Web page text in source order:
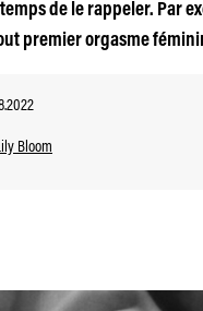
de le rappeler. Par
premier orgasme
Bloom